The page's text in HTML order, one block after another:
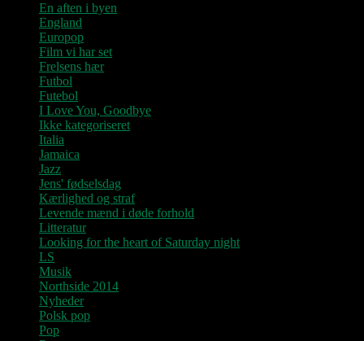
En aften i byen
England
Europop
Film vi har set
Frelsens hær
Futbol
Futebol
I Love You, Goodbye
Ikke kategoriseret
Italia
Jamaica
Jazz
Jens' fødselsdag
Kærlighed og straf
Levende mænd i døde forhold
Litteratur
Looking for the heart of Saturday night
LS
Musik
Northside 2014
Nyheder
Polsk pop
Pop